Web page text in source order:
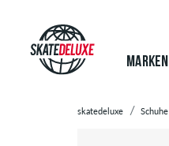
MARKEN
skatedeluxe Schuhe